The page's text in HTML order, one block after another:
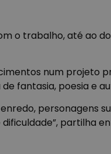
o trabalho, até ao
num projeto
fantasia, poesia e
personagens
partilha